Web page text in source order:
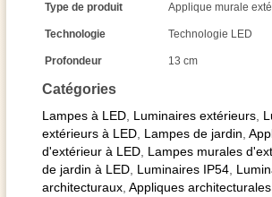
Catégories
Lampes à LED Luminaires extérieurs
extérieurs à LED Lampes de jardin
d'extérieur à LED Lampes murales
de jardin à LED Luminaires IP54
architecturaux Appliques architecturales
Type de produit Applique murale
Technologie Technologie LED
Profondeur 13 cm